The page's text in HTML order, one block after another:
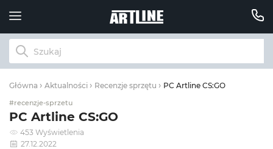
Główna Aktualności Recenzje sprzętu PC Artline CS:GO
#recenzje-sprzetu
PC Artline CS:GO
453 Wyświetlenia
27.12.2022